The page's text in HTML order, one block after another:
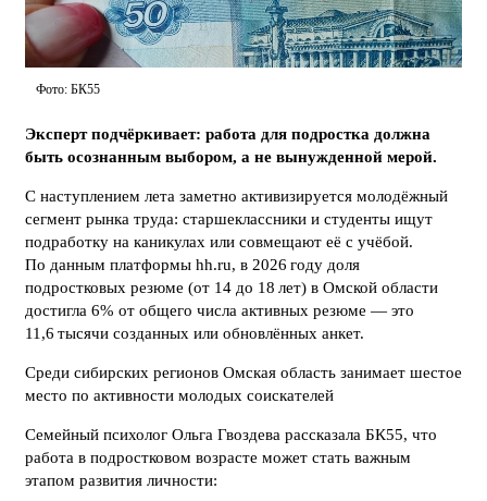
Фото: БК55
Эксперт подчёркивает: работа для подростка должна
быть осознанным выбором, а не вынужденной мерой.
С наступлением лета заметно активизируется молодёжный
сегмент рынка труда: старшеклассники и студенты ищут
подработку на каникулах или совмещают её с учёбой.
По данным платформы hh.ru, в 2026 году доля
подростковых резюме (от 14 до 18 лет) в Омской области
достигла 6% от общего числа активных резюме — это
11,6 тысячи созданных или обновлённых анкет.
Среди сибирских регионов Омская область занимает шестое
место по активности молодых соискателей
Семейный психолог Ольга Гвоздева рассказала БК55, что
работа в подростковом возрасте может стать важным
этапом развития личности: